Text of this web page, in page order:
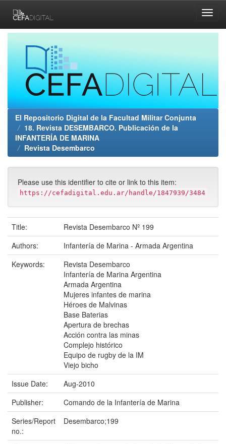
navigation
El Repositorio Digital de la Facultad Militar Conjunta
18. Revista DESEMBARCO. Publicación de la
INFANTERÍA DE MARINA
Revista Desembarco
Please use this identifier to cite or link to this item:
https://cefadigital.edu.ar/handle/1847939/3484
Title:
Revista Desembarco Nº 199
Authors:
Infantería de Marina - Armada Argentina
Keywords:
Revista Desembarco
Infantería de Marina Argentina
Armada Argentina
Mujeres infantes de marina
Héroes de Malvinas
Base Baterias
Apertura de brechas
Acción contra las minas
Complejo histórico
Equipo de rugby de la IM
Viejo bicho
Issue Date:
Aug-2010
Publisher:
Comando de la Infantería de Marina
Series/Report
no.:
Desembarco;199